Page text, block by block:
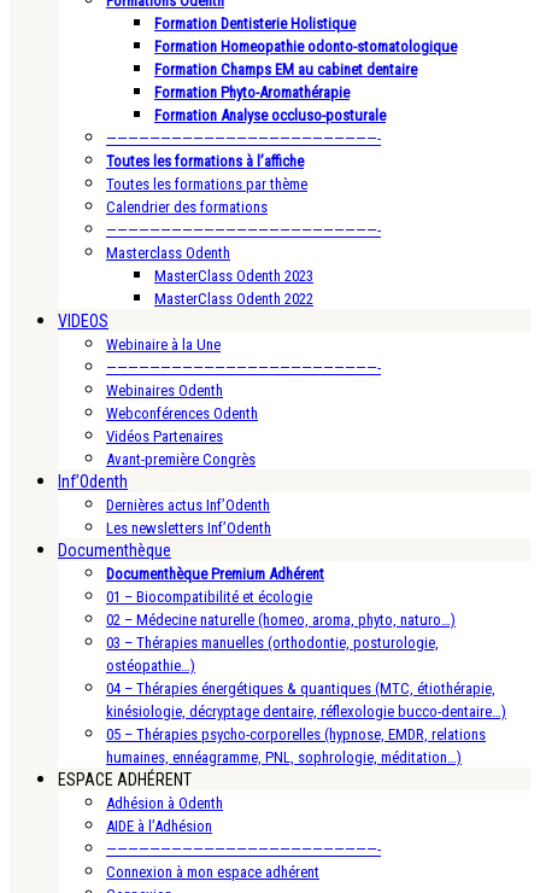
Formation Dentisterie Holistique
Formation Homeopathie odonto-stomatologique
Formation Champs EM au cabinet dentaire
Formation Phyto-Aromathérapie
Formation Analyse occluso-posturale
—————————————————————————-
Toutes les formations à l’affiche
Toutes les formations par thème
Calendrier des formations
—————————————————————————-
Masterclass Odenth
MasterClass Odenth 2023
MasterClass Odenth 2022
VIDEOS
Webinaire à la Une
—————————————————————————-
Webinaires Odenth
Webconférences Odenth
Vidéos Partenaires
Avant-première Congrès
Inf’Odenth
Dernières actus Inf’Odenth
Les newsletters Inf’Odenth
Documenthèque
Documenthèque Premium Adhérent
01 – Biocompatibilité et écologie
02 – Médecine naturelle (homeo, aroma, phyto, naturo…)
03 – Thérapies manuelles (orthodontie, posturologie,
ostéopathie…)
04 – Thérapies énergétiques & quantiques (MTC, étiothérapie,
kinésiologie, décryptage dentaire, réflexologie bucco-dentaire…)
05 – Thérapies psycho-corporelles (hypnose, EMDR, relations
humaines, ennéagramme, PNL, sophrologie, méditation…)
ESPACE ADHÉRENT
Adhésion à Odenth
AIDE à l’Adhésion
—————————————————————————-
Connexion à mon espace adhérent